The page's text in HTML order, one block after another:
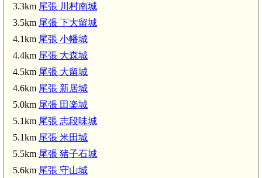
幡城(4.1km)
3.3km 尾張 川村南城
3.5km 尾張 下大留城
4.1km 尾張 小幡城
4.4km 尾張 大森城
4.5km 尾張 大留城
4.6km 尾張 新居城
5.0km 尾張 田楽城
5.1km 尾張 志段味城
5.1km 尾張 米田城
5.5km 尾張 猪子石城
5.6km 尾張 守山城